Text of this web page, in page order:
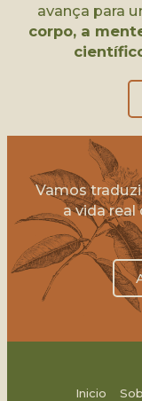
avança para
corpo, a
Vamos
a vida
Inicio